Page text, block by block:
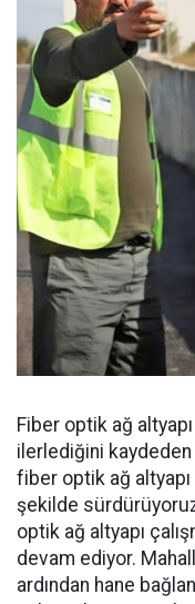
Fiber optik ağ
ilerlediğini kaydeden
fiber optik ağ altyapı
şekilde
optik ağ altyapı
devam ediyor.
ardından hane